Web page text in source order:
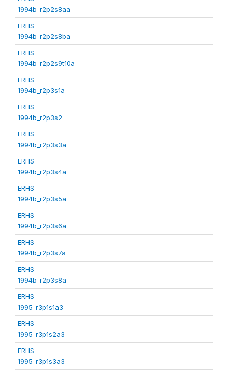
1994b_r2p2s8aa
ERHS
1994b_r2p2s8ba
ERHS
1994b_r2p2s9t10a
ERHS
1994b_r2p3s1a
ERHS
1994b_r2p3s2
ERHS
1994b_r2p3s3a
ERHS
1994b_r2p3s4a
ERHS
1994b_r2p3s5a
ERHS
1994b_r2p3s6a
ERHS
1994b_r2p3s7a
ERHS
1994b_r2p3s8a
ERHS
1995_r3p1s1a3
ERHS
1995_r3p1s2a3
ERHS
1995_r3p1s3a3